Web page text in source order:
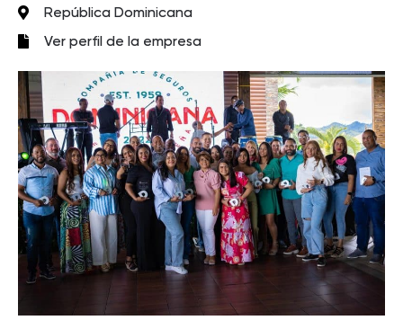
República Dominicana
Ver perfil de la empresa